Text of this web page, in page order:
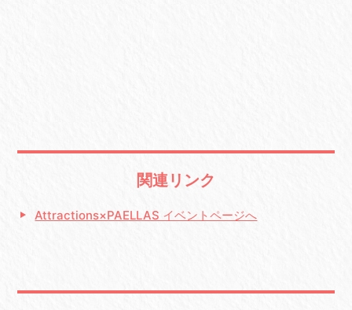
関連リンク
Attractions×PAELLAS イベントページへ